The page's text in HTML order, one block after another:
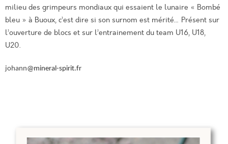
milieu des grimpeurs mondiaux qui essaient le lunaire « Bombé
bleu » à Buoux, c’est dire si son surnom est mérité… Présent sur
l’ouverture de blocs et sur l’entrainement du team U16, U18,
U20.
johann@mineral-spirit.fr